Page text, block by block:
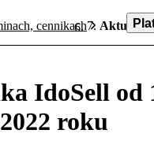
cennikach
IdoSell od
roku